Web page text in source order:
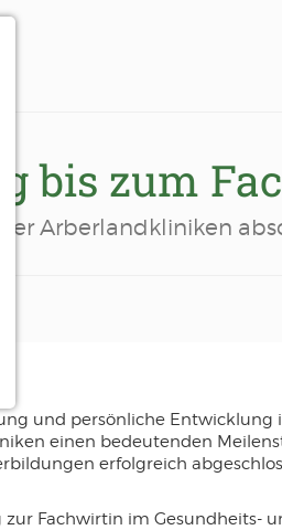
bis zum
Arberlandkliniken
und persönliche
einen bedeutenden
erfolgreich
Fachwirtin im Gesundheits-